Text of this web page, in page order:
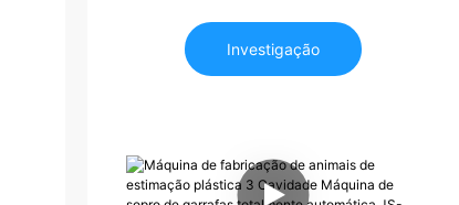
plástico Máquina de
fabricação
Investigação